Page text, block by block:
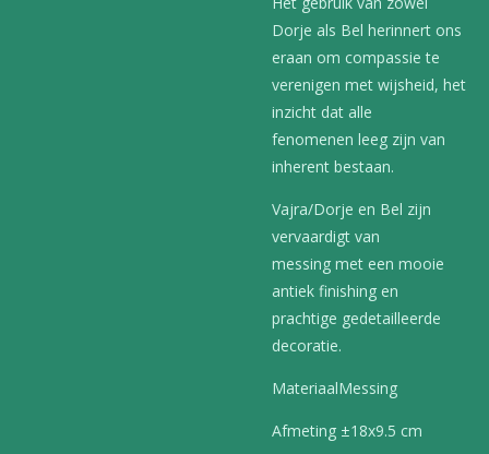
Dorje als Bel herinnert ons
eraan om compassie te
verenigen met wijsheid, het
inzicht dat alle
fenomenen leeg zijn van
inherent bestaan.
Vajra/Dorje en Bel zijn
vervaardigt van
messing met een mooie
antiek finishing en
prachtige gedetailleerde
decoratie.
MateriaalMessing
Afmeting ±18x9.5 cm